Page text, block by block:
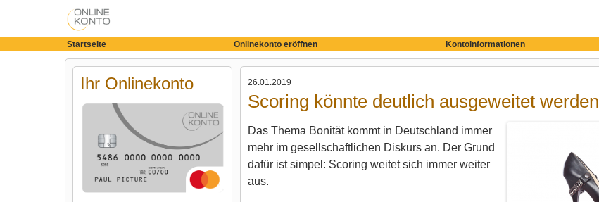
Startseite Onlinekonto eröffnen Kontoinformationen
Ihr Onlinekonto 26.01.2019
Scoring könnte deutlich ausgeweitet werden
Das Thema Bonität kommt in Deutschland immer
mehr im gesellschaftlichen Diskurs an. Der Grund
dafür ist simpel: Scoring weitet sich immer weiter
aus.